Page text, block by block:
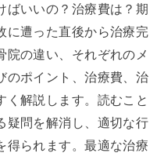
ばいいの？治療費は？期
に遭った直後から治療完
院の違い、それぞれのメ
のポイント、治療費、治
く解説します。読むこと
疑問を解消し、適切な行
得られます。最適な治療